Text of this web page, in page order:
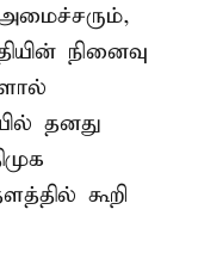
நினைவு
தனது
கூறி